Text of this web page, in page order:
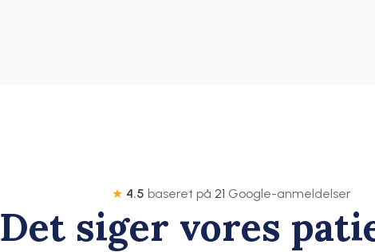
★ 4.5 baseret på 21 Google-anmeldelser
Det siger vores